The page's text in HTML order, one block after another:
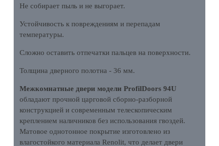
Не собирает пыль и не выгорает.
Устойчивость к повреждениям и перепадам
температуры.
Сложно оставить отпечатки пальцев на поверхности.
Толщина дверного полотна - 36 мм.
Межкомнатные двери модели ProfilDoors 94U
обладают прочной царговой сборно-разборной
конструкцией и современным телескопическим
креплением наличников без использования гвоздей.
Матовое однотонное покрытие изготовлено из
влагостойкого материала Renolit, что делает двери